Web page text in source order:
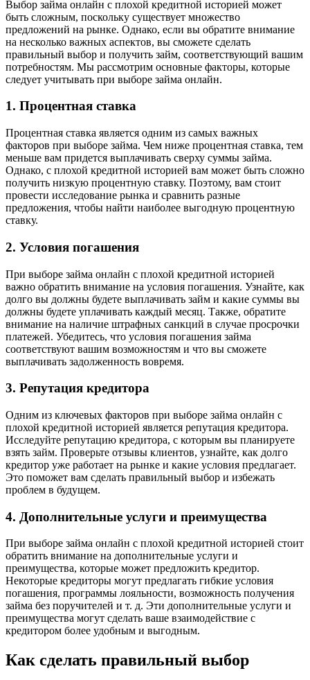
Выбор займа онлайн с плохой кредитной историей может
быть сложным, поскольку существует множество
предложений на рынке. Однако, если вы обратите внимание
на несколько важных аспектов, вы сможете сделать
правильный выбор и получить займ, соответствующий вашим
потребностям. Мы рассмотрим основные факторы, которые
следует учитывать при выборе займа онлайн.
1. Процентная ставка
Процентная ставка является одним из самых важных
факторов при выборе займа. Чем ниже процентная ставка, тем
меньше вам придется выплачивать сверху суммы займа.
Однако, с плохой кредитной историей вам может быть сложно
получить низкую процентную ставку. Поэтому, вам стоит
провести исследование рынка и сравнить разные
предложения, чтобы найти наиболее выгодную процентную
ставку.
2. Условия погашения
При выборе займа онлайн с плохой кредитной историей
важно обратить внимание на условия погашения. Узнайте, как
долго вы должны будете выплачивать займ и какие суммы вы
должны будете уплачивать каждый месяц. Также, обратите
внимание на наличие штрафных санкций в случае просрочки
платежей. Убедитесь, что условия погашения займа
соответствуют вашим возможностям и что вы сможете
выплачивать задолженность вовремя.
3. Репутация кредитора
Одним из ключевых факторов при выборе займа онлайн с
плохой кредитной историей является репутация кредитора.
Исследуйте репутацию кредитора, с которым вы планируете
взять займ. Проверьте отзывы клиентов, узнайте, как долго
кредитор уже работает на рынке и какие условия предлагает.
Это поможет вам сделать правильный выбор и избежать
проблем в будущем.
4. Дополнительные услуги и преимущества
При выборе займа онлайн с плохой кредитной историей стоит
обратить внимание на дополнительные услуги и
преимущества, которые может предложить кредитор.
Некоторые кредиторы могут предлагать гибкие условия
погашения, программы лояльности, возможность получения
займа без поручителей и т. д. Эти дополнительные услуги и
преимущества могут сделать ваше взаимодействие с
кредитором более удобным и выгодным.
Как сделать правильный выбор